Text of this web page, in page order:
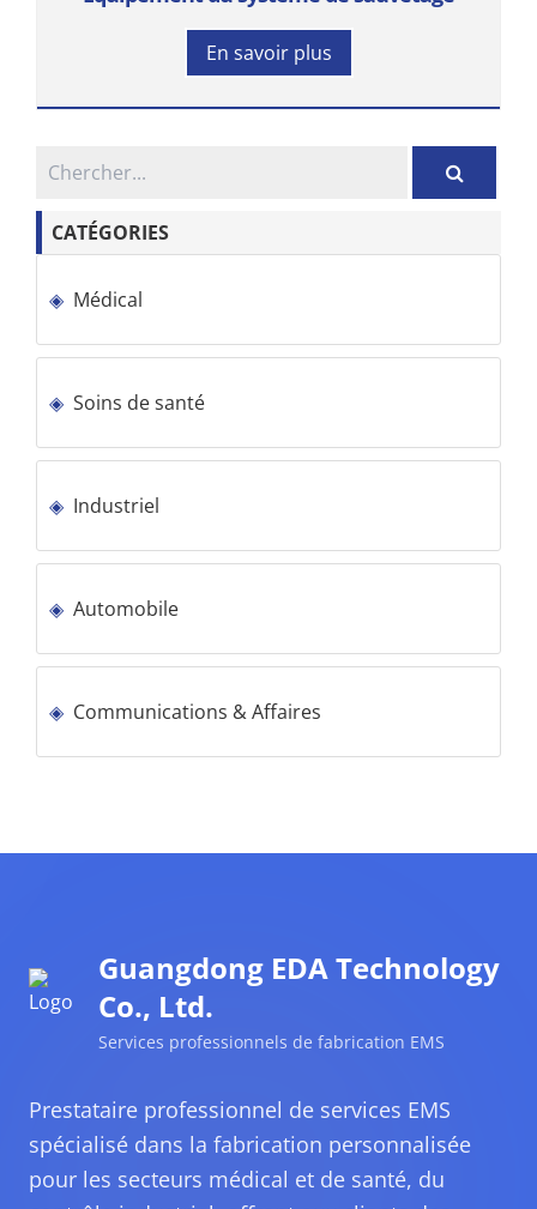
En savoir plus
CATÉGORIES
Médical
Soins de santé
Industriel
Automobile
Communications & Affaires
Guangdong EDA Technology
Co., Ltd.
Services professionnels de fabrication EMS
Prestataire professionnel de services EMS
spécialisé dans la fabrication personnalisée
pour les secteurs médical et de santé, du